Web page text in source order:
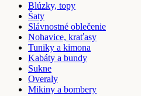
Blúzky, topy
Šaty
Slávnostné oblečenie
Nohavice, kraťasy
Tuniky a kimona
Kabáty a bundy
Sukne
Overaly
Mikiny a bombery